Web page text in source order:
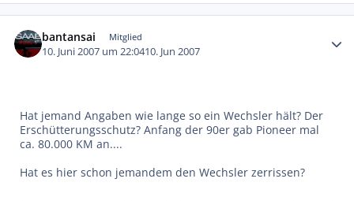
bantansai Mitglied
10. Juni 2007 um 22:0410. Jun 2007
Hat jemand Angaben wie lange so ein Wechsler hält? Der
Erschütterungsschutz? Anfang der 90er gab Pioneer mal
ca. 80.000 KM an....
Hat es hier schon jemandem den Wechsler zerrissen?